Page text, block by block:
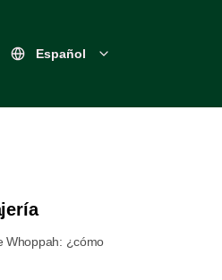
Español
Whoppah: ¿cómo